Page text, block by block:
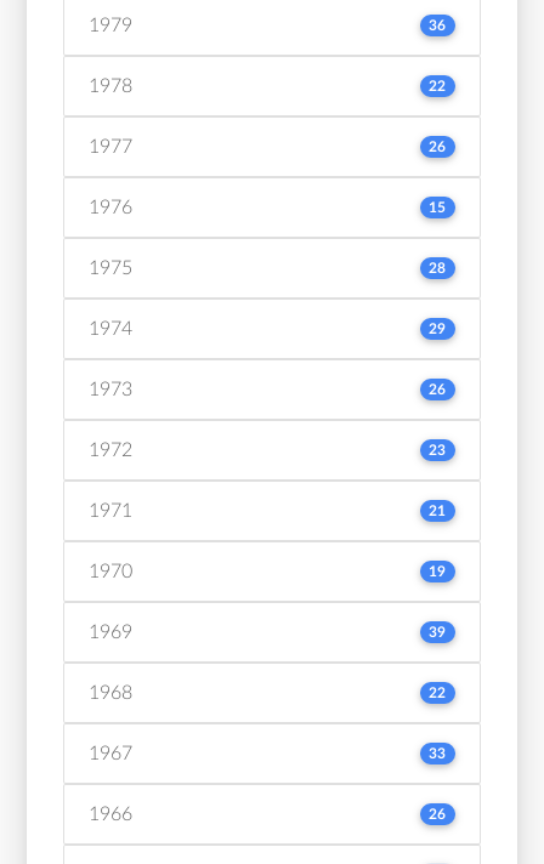
1979 36
1978 22
1977 26
1976 15
1975 28
1974 29
1973 26
1972 23
1971 21
1970 19
1969 39
1968 22
1967 33
1966 26